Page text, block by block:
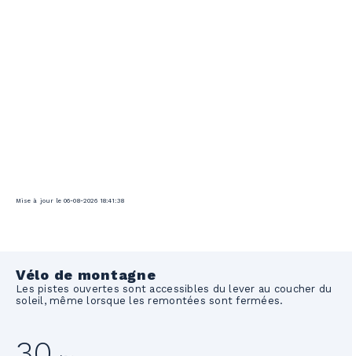
Mise à jour le 06-08-2026 18:41:38
Vélo de montagne
Les pistes ouvertes sont accessibles du lever au coucher du
soleil, même lorsque les remontées sont fermées.